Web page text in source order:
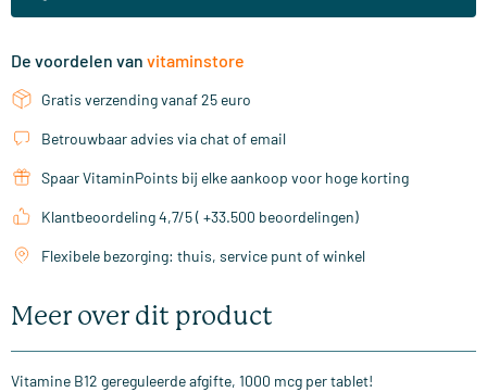
De voordelen van vitaminstore
Gratis verzending vanaf 25 euro
Betrouwbaar advies via chat of email
Spaar VitaminPoints bij elke aankoop voor hoge korting
Klantbeoordeling 4,7/5 ( +33.500 beoordelingen)
Flexibele bezorging: thuis, service punt of winkel
Meer over dit product
Vitamine B12 gereguleerde afgifte, 1000 mcg per tablet!